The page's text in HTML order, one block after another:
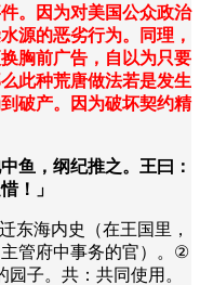
。因为对美国公众政治
源的恶劣行为。同理，
胸前广告，自以为只要
此种荒唐做法若是发生
破产。因为破坏契约精
鱼，纲纪推之。王曰：
！」
东海内史（在王国里，
管府中事务的官）。 ②
园子。共：共同使用。